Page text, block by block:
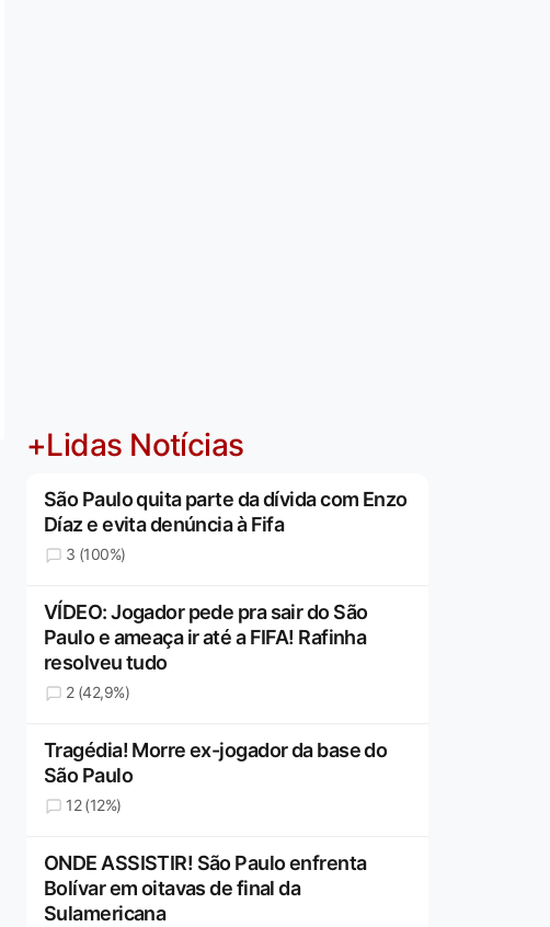
+Lidas Notícias
São Paulo quita parte da dívida com Enzo
Díaz e evita denúncia à Fifa
3 (100%)
VÍDEO: Jogador pede pra sair do São
Paulo e ameaça ir até a FIFA! Rafinha
resolveu tudo
2 (42,9%)
Tragédia! Morre ex-jogador da base do
São Paulo
12 (12%)
ONDE ASSISTIR! São Paulo enfrenta
Bolívar em oitavas de final da
Sulamericana